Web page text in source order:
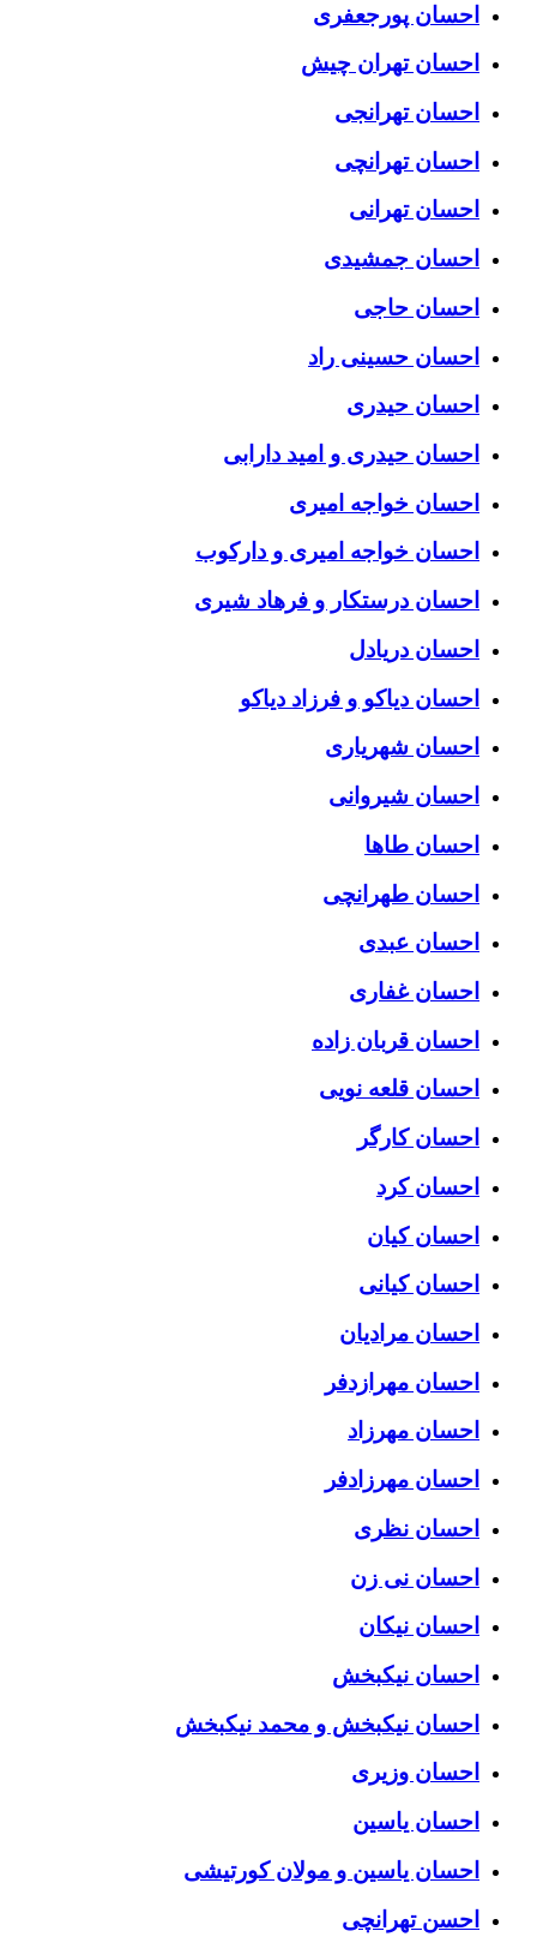
احسان پورجعفری
احسان تهران چیش
احسان تهرانجی
احسان تهرانچی
احسان تهرانی
احسان جمشیدی
احسان حاجی
احسان حسینی راد
احسان حیدری
احسان حیدری و امید دارابی
احسان خواجه امیری
احسان خواجه امیری و دارکوب
احسان درستكار و فرهاد شيرى
احسان دریادل
احسان دیاکو و فرزاد دیاکو
احسان شهریاری
احسان شیروانی
احسان طاها
احسان طهرانچی
احسان عبدی
احسان غفاری
احسان قربان زاده
احسان قلعه نویی
احسان کارگر
احسان کرد
احسان کیان
احسان کیانی
احسان مرادیان
احسان مهرازدفر
احسان مهرزاد
احسان مهرزادفر
احسان نظری
احسان نی زن
احسان نیکان
احسان نیکبخش
احسان نیکبخش و محمد نیکبخش
احسان وزیری
احسان یاسین
احسان یاسین و مولان کورتیشی
احسن تهرانچی